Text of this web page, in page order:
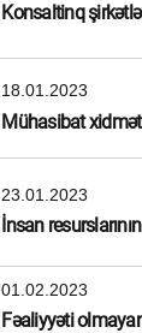
Konsaltinq
18.01.2023
Mühasibat
23.01.2023
İnsan
01.02.2023
Fəaliyyəti